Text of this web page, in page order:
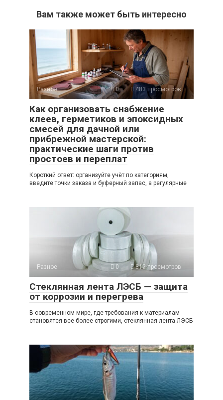
Вам также может быть интересно
Разное 0 483 просмотров
Как организовать снабжение
клеев, герметиков и эпоксидных
смесей для дачной или
прибрежной мастерской:
практические шаги против
простоев и переплат
Короткий ответ: организуйте учёт по категориям,
введите точки заказа и буферный запас, а регулярные
Разное 0 812 просмотров
Стеклянная лента ЛЭСБ — защита
от коррозии и перегрева
В современном мире, где требования к материалам
становятся все более строгими, стеклянная лента ЛЭСБ